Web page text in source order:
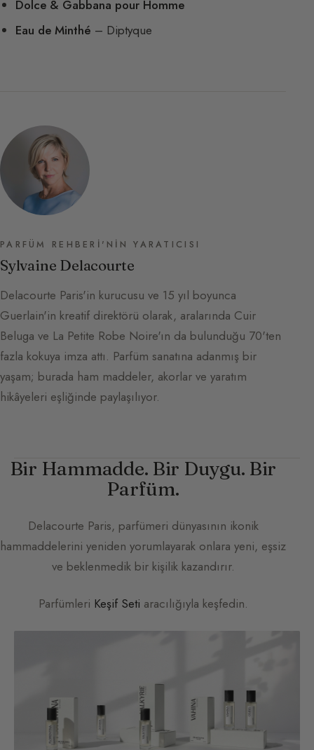
Dolce & Gabbana pour Homme
Eau de Minthé – Diptyque
PARFÜM REHBERI'NIN YARATICISI
Sylvaine Delacourte
Delacourte Paris'in kurucusu ve 15 yıl boyunca
Guerlain'in kreatif direktörü olarak, aralarında Cuir
Beluga ve La Petite Robe Noire'ın da bulunduğu 70'ten
fazla kokuya imza attı. Parfüm sanatına adanmış bir
yaşam; burada ham maddeler, akorlar ve yaratım
hikâyeleri eşliğinde paylaşılıyor.
Bir Hammadde. Bir Duygu. Bir
Parfüm.
Delacourte Paris, parfümeri dünyasının ikonik
hammaddelerini yeniden yorumlayarak onlara yeni, eşsiz
ve beklenmedik bir kişilik kazandırır.
Parfümleri Keşif Seti aracılığıyla keşfedin.